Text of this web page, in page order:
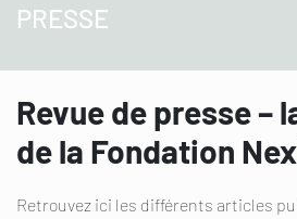
PRESSE
Revue de presse –
de la Fondation
Retrouvez ici les différents articles